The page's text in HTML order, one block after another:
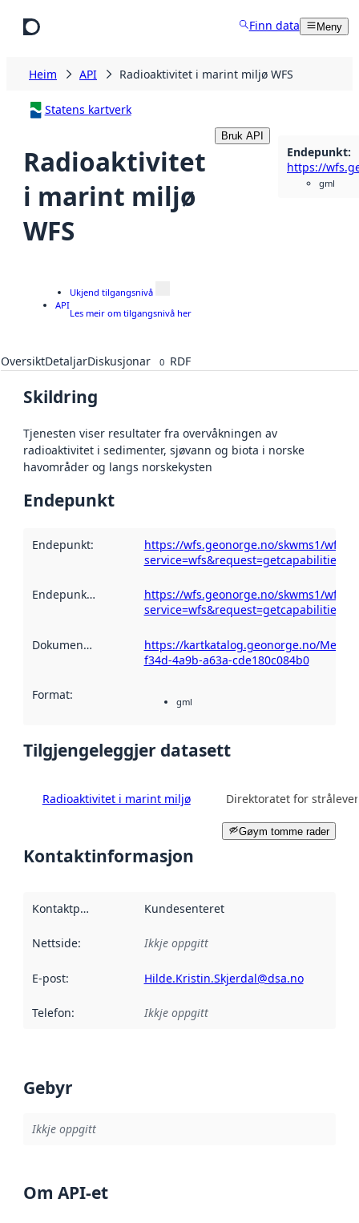
Finn data Meny
Heim API Radioaktivitet i marint miljø WFS
Statens kartverk
Radioaktivitet
i marint miljø
WFS
Bruk API
Endepunkt:
gml
API
Ukjend tilgangsnivå
Les meir om tilgangsnivå her
OversiktDetaljarDiskusjonar 0 RDF
Skildring
Tjenesten viser resultater fra overvåkningen av
radioaktivitet i sedimenter, sjøvann og biota i norske
havområder og langs norskekysten
Endepunkt
Endepunkt:
https://wfs.geonorge.no/skwms1/
service=wfs&request=getcapabilities
Endepunktskildring
https://wfs.geonorge.no/skwms1/
service=wfs&request=getcapabilities
Dokumentasjon
https://kartkatalog.geonorge.no/
f34d-4a9b-a63a-cde180c084b0
Format: gml
Tilgjengeleggjer datasett
Radioaktivitet i marint miljø Direktoratet for
Gøym tomme rader
Kontaktinformasjon
Kontaktpunkt Kundesenteret
Nettside: Ikkje oppgitt
E-post: Hilde.Kristin.Skjerdal@dsa.no
Telefon: Ikkje oppgitt
Gebyr
Ikkje oppgitt
Om API-et